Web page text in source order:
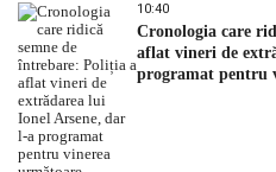
10:40
Cronologia care
aflat vineri de
programat pentru